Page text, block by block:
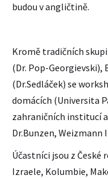
budou v angličtině.
Kromě tradičních
(Dr. Pop-Georgievski),
(Dr.Sedláček) se
domácích (Universita
zahraničních institucí
Dr.Bunzen, Weizmann
Účastníci jsou z
Izraele, Kolumbie,